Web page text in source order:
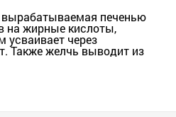
печенью
на жирные кислоты,
усваивает через
Также желчь выводит из